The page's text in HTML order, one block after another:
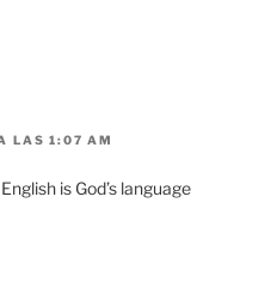
LAS 1:07 AM
is God’s language